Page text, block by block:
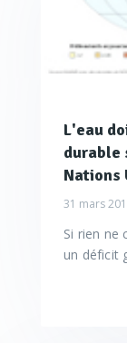
L'eau
durable
Nations
31 mars
Si rien ne
un déficit